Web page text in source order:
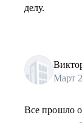
делу.
Март
Все прошло